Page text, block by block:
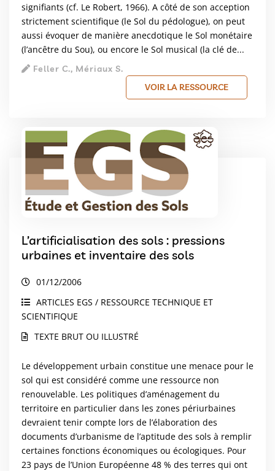
signifiants (cf. Le Robert, 1966). A côté de son acception
strictement scientifique (le Sol du pédologue), on peut
aussi évoquer de manière anecdotique le Sol monétaire
(l’ancêtre du Sou), ou encore le Sol musical (la clé de...
Feller C., Mériaux S.
VOIR LA RESSOURCE
L’artificialisation des sols : pressions
urbaines et inventaire des sols
01/12/2006
ARTICLES EGS / RESSOURCE TECHNIQUE ET
SCIENTIFIQUE
TEXTE BRUT OU ILLUSTRÉ
Le développement urbain constitue une menace pour le
sol qui est considéré comme une ressource non
renouvelable. Les politiques d’aménagement du
territoire en particulier dans les zones périurbaines
devraient tenir compte lors de l’élaboration des
documents d’urbanisme de l’aptitude des sols à remplir
certaines fonctions économiques ou écologiques. Pour
23 pays de l’Union Européenne 48 % des terres qui ont